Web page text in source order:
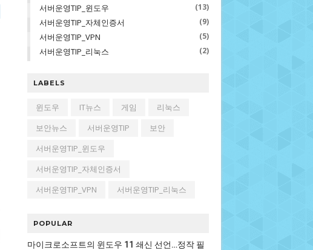
서버운영TIP_윈도우 (13)
서버운영TIP_자체인증서 (9)
서버운영TIP_VPN (5)
서버운영TIP_리눅스 (2)
LABELS
윈도우 IT뉴스 게임
리눅스
보안뉴스
서버운영TIP
보안
서버운영TIP_윈도우
서버운영TIP_자체인증서
서버운영TIP_VPN
서버운영TIP_리눅스
POPULAR
마이크로소프트의 윈도우 11 쇄신 선언…정작 필